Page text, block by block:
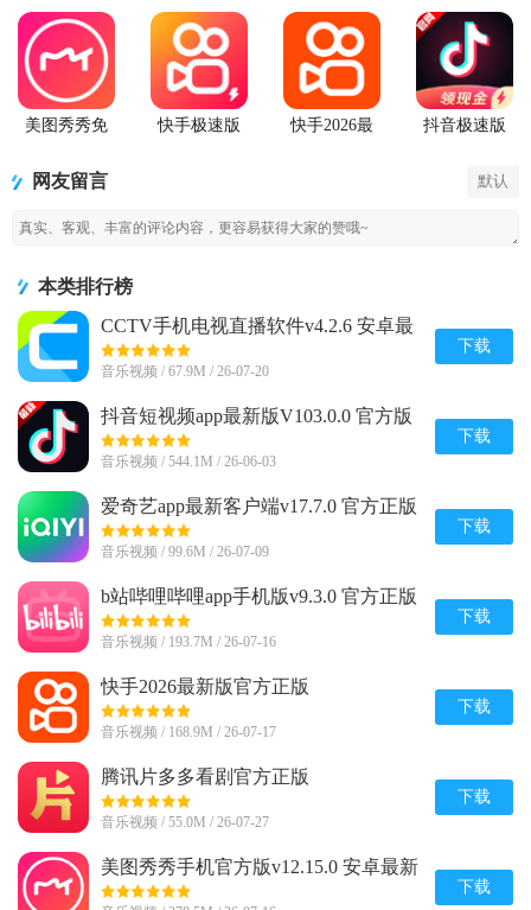
美图秀秀免
快手极速版
快手2026最
抖音极速版
网友留言 默认
本类排行榜
CCTV手机电视直播软件v4.2.6 安卓最
新版
音乐视频 / 67.9M / 26-07-20
下载
抖音短视频app最新版V103.0.0 官方版
音乐视频 / 544.1M / 26-06-03
下载
爱奇艺app最新客户端v17.7.0 官方正版
音乐视频 / 99.6M / 26-07-09
下载
b站哔哩哔哩app手机版v9.3.0 官方正版
音乐视频 / 193.7M / 26-07-16
下载
快手2026最新版官方正版
v14.6.20.49153 安卓版
音乐视频 / 168.9M / 26-07-17
下载
腾讯片多多看剧官方正版
appv3.23.0.25751官方最新版
音乐视频 / 55.0M / 26-07-27
下载
美图秀秀手机官方版v12.15.0 安卓最新
版
下载